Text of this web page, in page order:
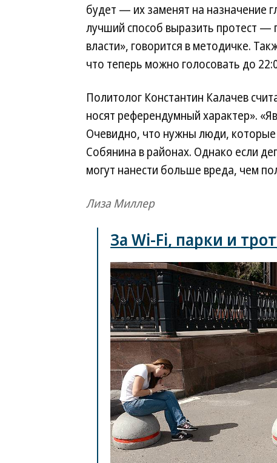
будет — их заменят на назначение
лучший способ выразить протест —
власти», говорится в методичке.
что теперь можно голосовать до
Политолог Константин Калачев
носят референдумный характер».
Очевидно, что нужны люди, которые
Собянина в районах. Однако если
могут нанести больше вреда, чем
Лиза Миллер
За Wi-Fi, парки и